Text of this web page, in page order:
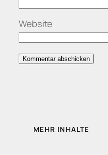
Website
MEHR INHALTE